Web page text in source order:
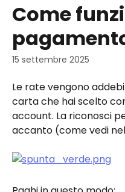
Come
15 settembre 2025
Le rate vengono
carta che hai scelto
account. La riconosci
accanto (come vedi